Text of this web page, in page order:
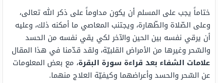
ختاماً يجب على المسلم أن يكون مداوماً على ذكر الله تعالى،
وعلى الصّلاة والطّهارة، ويجتنب المعاصي ما أمكنه ذلك، وعليه
أن يرقي نفسه بين الحين والآخر لكي يقي نفسه من الحسد
والسّحر وغيرها من الأمراض القلبيّة، ولقد قدّمنا في هذا المقال
علامات الشفاء بعد قراءة سورة البقرة، مع بعض المعلومات
عن السّحر والحسد وأعراضهما وكيفيّة العلاج منهما.